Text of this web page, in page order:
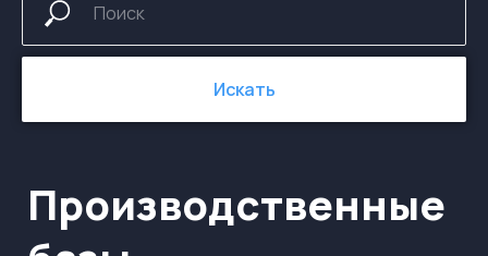
Искать